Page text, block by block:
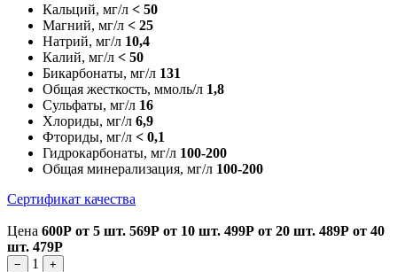
Кальций, мг/л < 50
Магний, мг/л < 25
Натрий, мг/л 10,4
Калий, мг/л < 50
Бикарбонаты, мг/л 131
Общая жесткость, ммоль/л 1,8
Сульфаты, мг/л 16
Хлориды, мг/л 6,9
Фториды, мг/л < 0,1
Гидрокарбонаты, мг/л 100-200
Общая минерализация, мг/л 100-200
Сертификат качества
Цена 600Р от 5 шт. 569Р от 10 шт. 499Р от 20 шт. 489Р от 40
шт. 479Р
− 1 +